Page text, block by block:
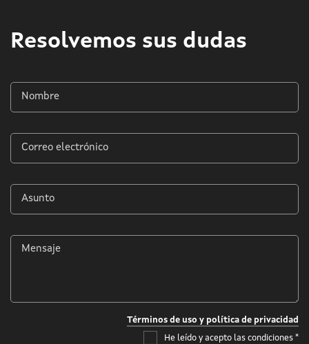
Resolvemos sus dudas
Nombre
*
Correo
electrónico
*
Asunto
*
Mensaje
Términos de uso y política de privacidad
He leído y acepto las condiciones *